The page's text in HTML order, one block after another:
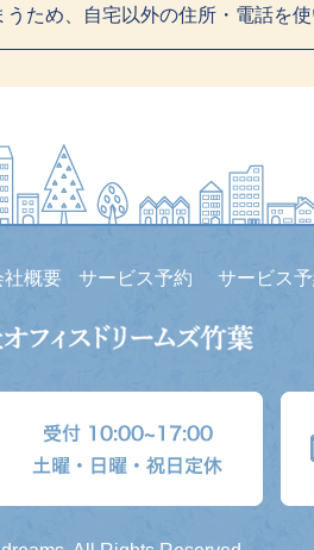
ため、自宅以外の住所・電話を
社概要 サービス予約 サービス